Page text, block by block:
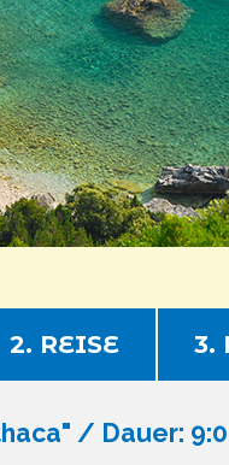
2. REISE 3.
/ Dauer: